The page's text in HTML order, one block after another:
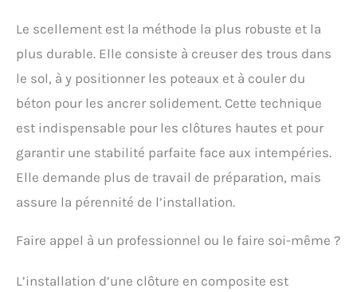
Le scellement est la méthode la plus robuste et la
plus durable. Elle consiste à creuser des trous dans
le sol, à y positionner les poteaux et à couler du
béton pour les ancrer solidement. Cette technique
est indispensable pour les clôtures hautes et pour
garantir une stabilité parfaite face aux intempéries.
Elle demande plus de travail de préparation, mais
assure la pérennité de l’installation.
Faire appel à un professionnel ou le faire soi-même ?
L’installation d’une clôture en composite est